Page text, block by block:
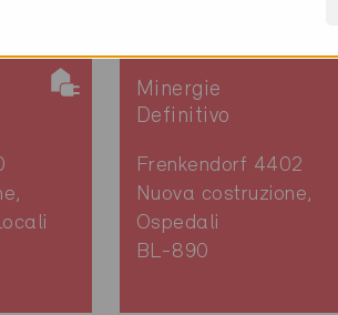
Minergie
Definitivo
Frenkendorf 4402
Nuova costruzione,
Ospedali
BL-890